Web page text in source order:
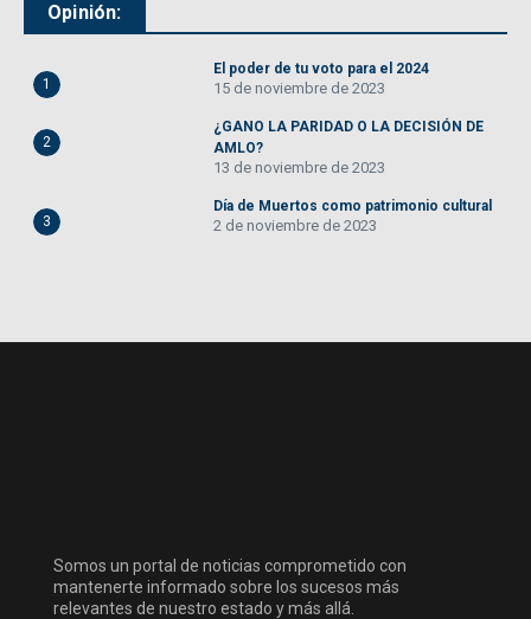
Opinión:
1
El poder de tu voto para el 2024
15 de noviembre de 2023
2
¿GANO LA PARIDAD O LA DECISIÓN DE
AMLO?
13 de noviembre de 2023
3
Día de Muertos como patrimonio cultural
2 de noviembre de 2023
Somos un portal de noticias comprometido con
mantenerte informado sobre los sucesos más
relevantes de nuestro estado y más allá.